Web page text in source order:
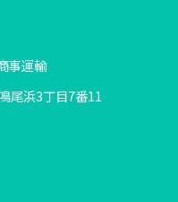
事運輸
尾浜3丁目7番11